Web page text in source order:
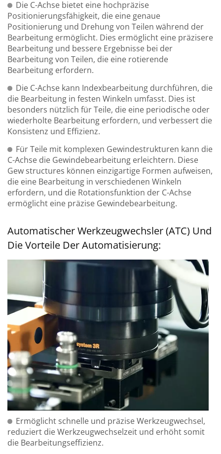
Die C-Achse bietet eine hochpräzise
Positionierungsfähigkeit, die eine genaue
Positionierung und Drehung von Teilen während der
Bearbeitung ermöglicht. Dies ermöglicht eine präzisere
Bearbeitung und bessere Ergebnisse bei der
Bearbeitung von Teilen, die eine rotierende
Bearbeitung erfordern.
Die C-Achse kann Indexbearbeitung durchführen, die
die Bearbeitung in festen Winkeln umfasst. Dies ist
besonders nützlich für Teile, die eine periodische oder
wiederholte Bearbeitung erfordern, und verbessert die
Konsistenz und Effizienz.
Für Teile mit komplexen Gewindestrukturen kann die
C-Achse die Gewindebearbeitung erleichtern. Diese
Gew structures können einzigartige Formen aufweisen,
die eine Bearbeitung in verschiedenen Winkeln
erfordern, und die Rotationsfunktion der C-Achse
ermöglicht eine präzise Gewindebearbeitung.
Automatischer Werkzeugwechsler (ATC) Und
Die Vorteile Der Automatisierung:
Ermöglicht schnelle und präzise Werkzeugwechsel,
reduziert die Werkzeugwechselzeit und erhöht somit
die Bearbeitungseffizienz.